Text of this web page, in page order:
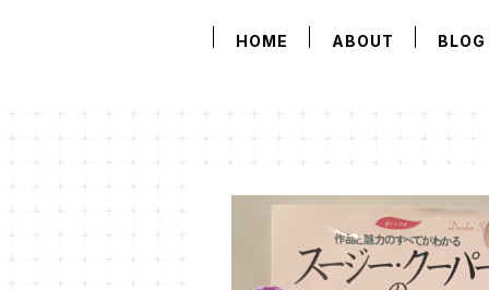
HOME ABOUT BLOG